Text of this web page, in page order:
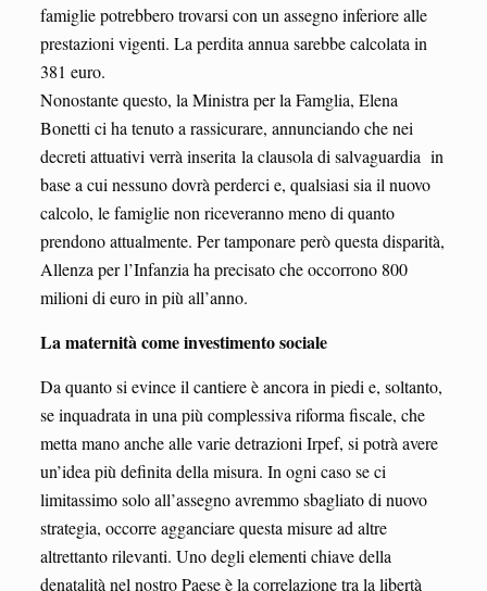
famiglie potrebbero trovarsi con un assegno inferiore alle
prestazioni vigenti. La perdita annua sarebbe calcolata in
381 euro.
Nonostante questo, la Ministra per la Famglia, Elena
Bonetti ci ha tenuto a rassicurare, annunciando che nei
decreti attuativi verrà inserita la clausola di salvaguardia in
base a cui nessuno dovrà perderci e, qualsiasi sia il nuovo
calcolo, le famiglie non riceveranno meno di quanto
prendono attualmente. Per tamponare però questa disparità,
Allenza per l’Infanzia ha precisato che occorrono 800
milioni di euro in più all’anno.
La maternità come investimento sociale
Da quanto si evince il cantiere è ancora in piedi e, soltanto,
se inquadrata in una più complessiva riforma fiscale, che
metta mano anche alle varie detrazioni Irpef, si potrà avere
un’idea più definita della misura. In ogni caso se ci
limitassimo solo all’assegno avremmo sbagliato di nuovo
strategia, occorre agganciare questa misure ad altre
altrettanto rilevanti. Uno degli elementi chiave della
denatalità nel nostro Paese è la correlazione tra la libertà